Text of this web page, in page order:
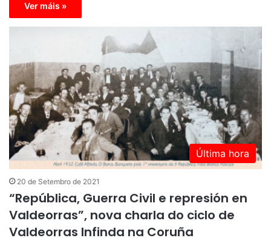
Ver máis »
Última hora
20 de Setembro de 2021
“República, Guerra Civil e represión en
Valdeorras”, nova charla do ciclo de
Valdeorras Infinda na Coruña